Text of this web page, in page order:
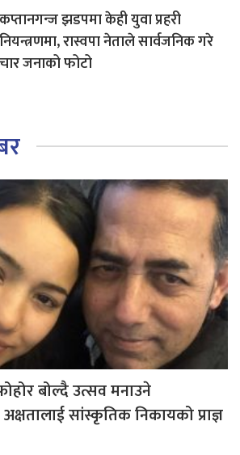
कप्तानगन्ज झडपमा केही युवा प्रहरी
नियन्त्रणमा, रास्वपा नेताले सार्वजनिक गरे
चार जनाको फोटो
बोल्दै उत्सव मनाउने
सांस्कृतिक निकायको प्राज्ञ